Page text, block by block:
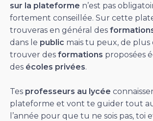
sur la plateforme n’est pas
fortement conseillée. Sur cette
trouveras en général des
dans le public mais tu peux, de plus
trouver des formations proposées
des écoles privées.
Tes professeurs au lycée
plateforme et vont te guider tout
l’année pour que tu ne sois pas, toi